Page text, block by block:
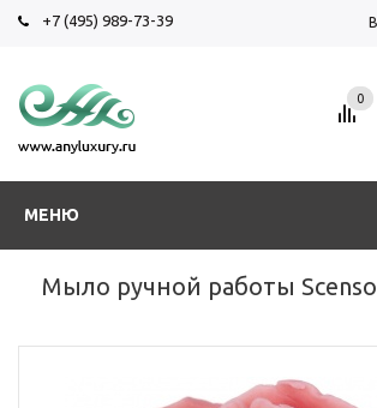
+7 (495) 989-73-39
МЕНЮ
0
Мыло ручной работы